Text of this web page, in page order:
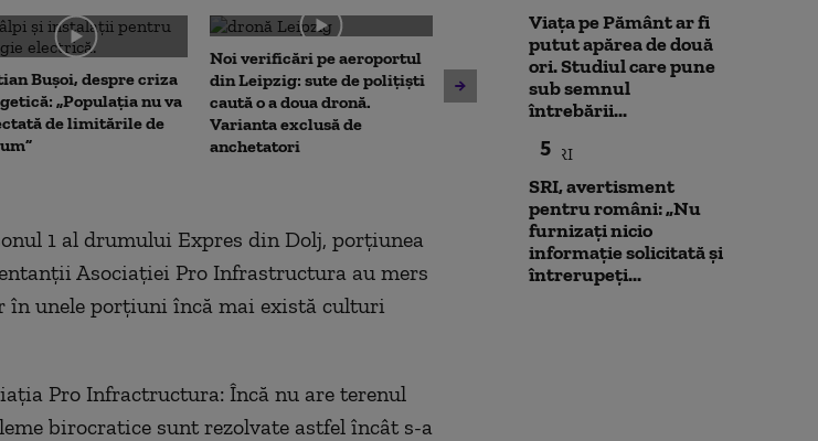
Bușoi, despre criza
„Populația nu va
de limitările de
Noi verificări pe aeroportul
din Leipzig: sute de polițiști
caută o a doua dronă.
Varianta exclusă de
anchetatori
Societatea de Transport
București și-a cerut
insolvența
Avertisment
1 al drumului Expres din Dolj, porțiunea
Asociației Pro Infrastructura au mers
în unele porțiuni încă mai există culturi
Pro Infractructura: Încă nu are terenul
birocratice sunt rezolvate astfel încât s-a
Viața pe Pământ ar fi
putut apărea de două
ori. Studiul care pune
sub semnul
întrebării...
5
SRI, avertisment
pentru români: „Nu
furnizați nicio
informație solicitată și
întrerupeți...